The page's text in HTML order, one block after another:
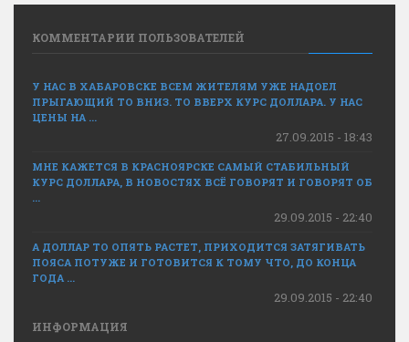
КОММЕНТАРИИ ПОЛЬЗОВАТЕЛЕЙ
У НАС В ХАБАРОВСКЕ ВСЕМ ЖИТЕЛЯМ УЖЕ НАДОЕЛ
ПРЫГАЮЩИЙ ТО ВНИЗ. ТО ВВЕРХ КУРС ДОЛЛАРА. У НАС
ЦЕНЫ НА ...
27.09.2015 - 18:43
МНЕ КАЖЕТСЯ В КРАСНОЯРСКЕ САМЫЙ СТАБИЛЬНЫЙ
КУРС ДОЛЛАРА, В НОВОСТЯХ ВСЁ ГОВОРЯТ И ГОВОРЯТ ОБ
...
29.09.2015 - 22:40
А ДОЛЛАР ТО ОПЯТЬ РАСТЕТ, ПРИХОДИТСЯ ЗАТЯГИВАТЬ
ПОЯСА ПОТУЖЕ И ГОТОВИТСЯ К ТОМУ ЧТО, ДО КОНЦА
ГОДА ...
29.09.2015 - 22:40
ИНФОРМАЦИЯ